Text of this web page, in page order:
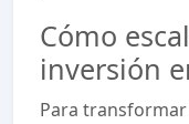
Cómo
inversión
Para